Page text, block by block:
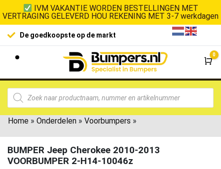
IVM VAKANTIE WORDEN BESTELLINGEN MET
VERTRAGING GELEVERD HOU REKENING MET 3-7 werkdagen
De goedkoopste op de markt
0
Home » Onderdelen » Voorbumpers »
BUMPER Jeep Cherokee 2010-2013
VOORBUMPER 2-H14-10046z